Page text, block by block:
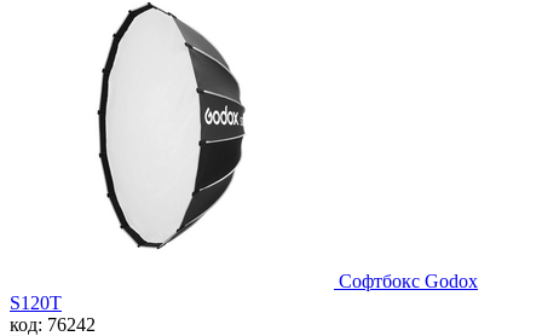
Софтбокс Godox
S120T
код: 76242